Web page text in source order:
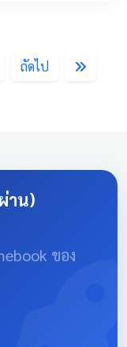
ราชธานี
ถัดไป
าน)
ของ